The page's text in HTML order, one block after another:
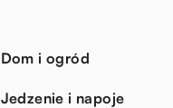
Dom i ogród
Jedzenie i napoje